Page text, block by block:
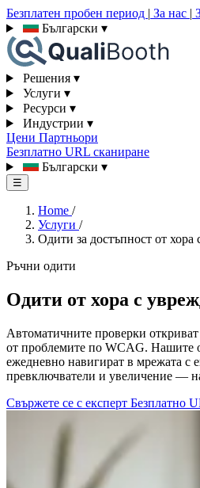
Безплатен пробен период | За нас |
Български ▾
Решения ▾
Услуги ▾
Ресурси ▾
Индустрии ▾
Цени Партньори
Безплатно URL сканиране
Български ▾
☰
Home /
Услуги /
Одити за достъпност от хора
Ръчни одити
Одити от хора с
Автоматичните проверки
от проблемите по WCAG. Нашите
ежедневно навигират в мрежата с
превключватели и увеличение —
Свържете се с експерт Безплатно